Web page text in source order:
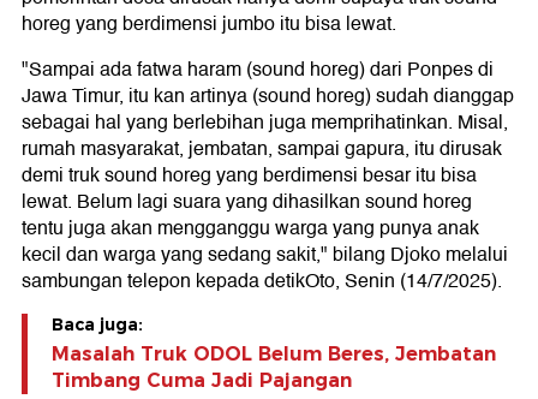
horeg yang berdimensi jumbo itu bisa lewat.
"Sampai ada fatwa haram (sound horeg) dari Ponpes di
Jawa Timur, itu kan artinya (sound horeg) sudah dianggap
sebagai hal yang berlebihan juga memprihatinkan. Misal,
rumah masyarakat, jembatan, sampai gapura, itu dirusak
demi truk sound horeg yang berdimensi besar itu bisa
lewat. Belum lagi suara yang dihasilkan sound horeg
tentu juga akan mengganggu warga yang punya anak
kecil dan warga yang sedang sakit," bilang Djoko melalui
sambungan telepon kepada detikOto, Senin (14/7/2025).
Baca juga:
Masalah Truk ODOL Belum Beres, Jembatan
Timbang Cuma Jadi Pajangan